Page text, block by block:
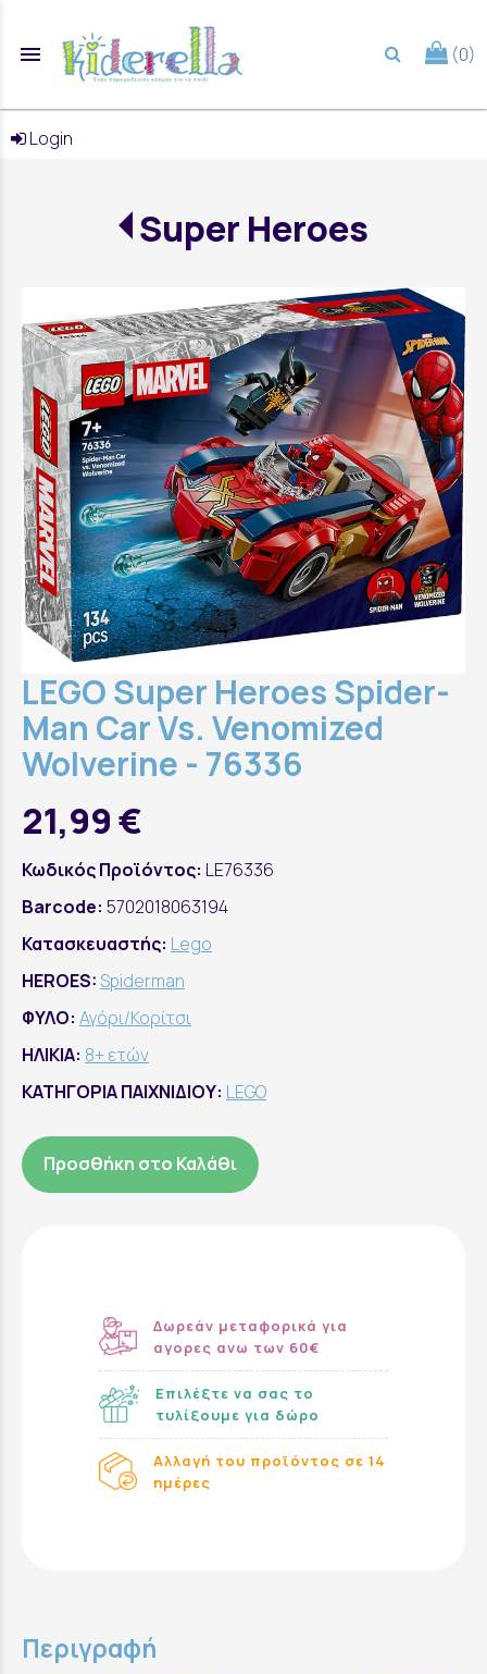
menu (0)
Login
Super Heroes
LEGO Super Heroes Spider-
Man Car Vs. Venomized
Wolverine - 76336
21,99 €
Κωδικός Προϊόντος: LE76336
Barcode: 5702018063194
Κατασκευαστής: Lego
HEROES:Spiderman
ΦΥΛΟ: Αγόρι/Κορίτσι
ΗΛΙΚΙΑ: 8+ ετών
ΚΑΤΗΓΟΡΙΑ ΠΑΙΧΝΙΔΙΟΥ: LEGO
Προσθήκη στο Καλάθι
Δωρεάν μεταφορικά για
αγορες ανω των 60€
Επιλέξτε να σας το
τυλίξουμε για δώρο
Αλλαγή του προϊόντος σε 14
ημέρες
Περιγραφή